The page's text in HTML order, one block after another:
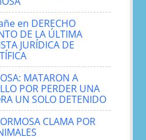
en DERECHO
DE LA ÚLTIMA
JURÍDICA DE
MATARON A
POR PERDER UNA
UN SOLO DETENIDO
CLAMA POR